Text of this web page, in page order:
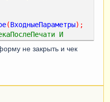
(ВходныеПараметры);
И
не закрыть и чек